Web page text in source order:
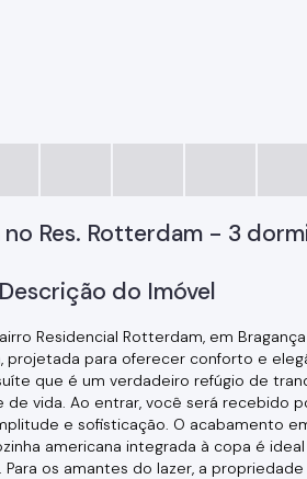
no Res. Rotterdam - 3
Descrição do Imóvel
Residencial Rotterdam, em
para oferecer conforto e
que é um verdadeiro refúgio de
vida. Ao entrar, você será recebido
e sofisticação. O acabamento
americana integrada à copa é
os amantes do lazer, a